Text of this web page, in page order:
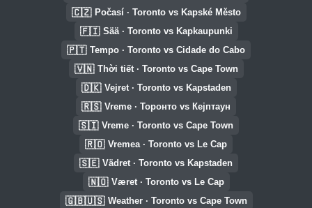
🇨🇿 Počasí · Toronto vs Kapské Město
🇫🇮 Sää · Toronto vs Kapkaupunki
🇵🇹 Tempo · Toronto vs Cidade do Cabo
🇻🇳 Thời tiết · Toronto vs Cape Town
🇩🇰 Vejret · Toronto vs Kapstaden
🇷🇸 Vreme · Торонто vs Кејптаун
🇸🇮 Vreme · Toronto vs Cape Town
🇷🇴 Vremea · Toronto vs Le Cap
🇸🇪 Vädret · Toronto vs Kapstaden
🇳🇴 Været · Toronto vs Le Cap
🇬🇧🇺🇸 Weather · Toronto vs Cape Town